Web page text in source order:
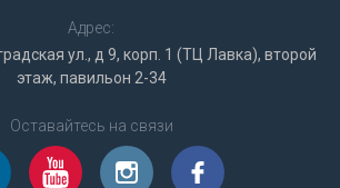
Адрес:
ул., д 9, корп. 1 (ТЦ Лавка), второй
этаж, павильон 2-34
Оставайтесь на связи